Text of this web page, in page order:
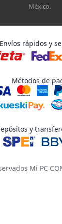
México.
Envíos rápidos y
Métodos de
y
Mi PC